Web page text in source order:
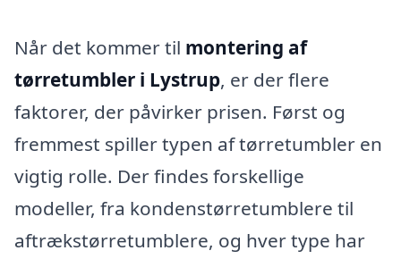
Når det kommer til montering af
tørretumbler i Lystrup, er der flere
faktorer, der påvirker prisen. Først og
fremmest spiller typen af tørretumbler en
vigtig rolle. Der findes forskellige
modeller, fra kondenstørretumblere til
aftrækstørretumblere, og hver type har